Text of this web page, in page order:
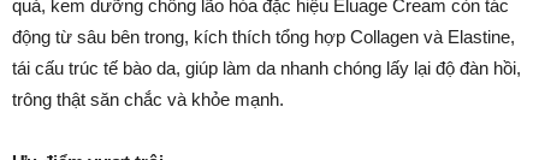
quả, kem dưỡng chống lão hóa đặc hiệu Eluage Cream còn tác
động từ sâu bên trong, kích thích tổng hợp Collagen và Elastine,
tái cấu trúc tế bào da, giúp làm da nhanh chóng lấy lại độ đàn hồi,
trông thật săn chắc và khỏe mạnh.